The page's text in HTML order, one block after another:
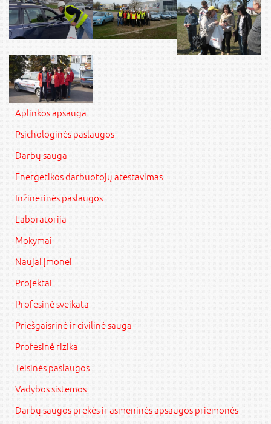
Aplinkos apsauga
Psichologinės paslaugos
Darbų sauga
Energetikos darbuotojų atestavimas
Inžinerinės paslaugos
Laboratorija
Mokymai
Naujai įmonei
Projektai
Profesinė sveikata
Priešgaisrinė ir civilinė sauga
Profesinė rizika
Teisinės paslaugos
Vadybos sistemos
Darbų saugos prekės ir asmeninės apsaugos priemonės